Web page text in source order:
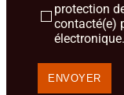
protection
contacté(e)
électronique.